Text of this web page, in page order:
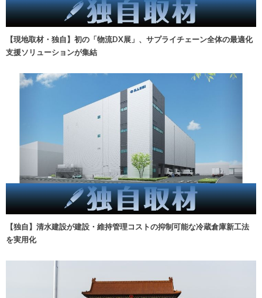
【現地取材・独自】初の「物流DX展」、サプライチェーン全体の最適化
支援ソリューションが集結
【独自】清水建設が建設・維持管理コストの抑制可能な冷蔵倉庫新工法
を実用化